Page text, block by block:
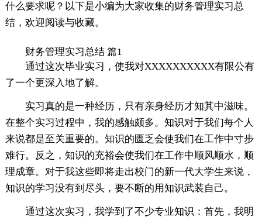
什么要求呢？以下是小编为大家收集的财务管理实习总
结，欢迎阅读与收藏。
财务管理实习总结 篇1
通过这次毕业实习，使我对XXXXXXXXXX有限公有
了一个更深入地了解。
实习真的是一种经历，只有亲身经历才知其中滋味。
在整个实习过程中，我的感触颇多。知识对于我们每个人
来说都是至关重要的。知识的匮乏会使我们在工作中寸步
难行。反之，知识的充裕会使我们在工作中顺风顺水，顺
理成章。对于我这些即将走出校门的新一代大学生来说，
知识的学习没有到尽头，要不断的用知识武装自己。
通过这次实习，我学到了不少专业知识：首先，我明